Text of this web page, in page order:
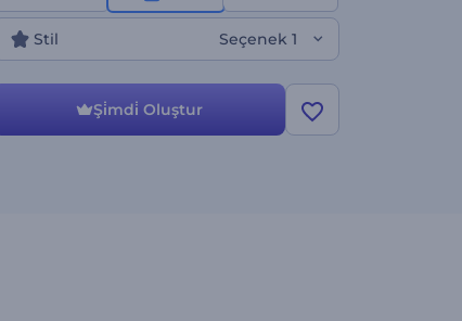
Stil Seçenek 1
Şi̇mdi̇ Oluştur